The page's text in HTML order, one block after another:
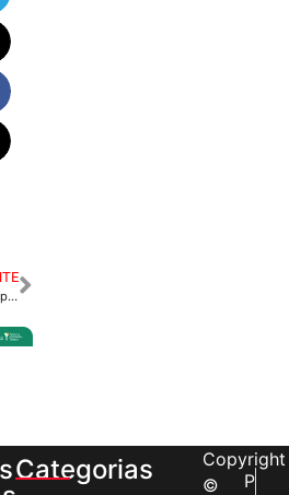
Con crédito por 40 mil millones buscan salvar a Bioenergy
Categorias
Copyright
©
P